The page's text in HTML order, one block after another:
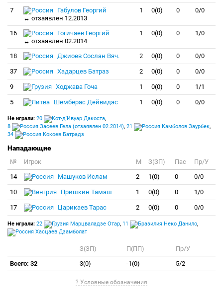
7
Габулов Георгий
↔ отзаявлен 12.2013
1 0(0) 0 0/0
16
Гогичаев Георгий
↔ отзаявлен 02.2014
1 0(0) 0 1/0
18 Джиоев Сослан Вяч. 2 0(0) 0 0/0
37 Хадарцев Батраз 2 0(0) 0 0/0
9 Ходжава Гоча 1 0(0) 0 1/1
5 Шемберас Дейвидас 1 0(0) 0 0/0
Не играли: 20 Дакоста,
8
Засеев Гела (отзаявлен 02.2014), 21 Камболов Заурбек,
34
Кокоев Батрадз
Нападающие
№ Игрок M З(ЗП) Пас
Пр/У
14
Машуков Ислам 2 1(0) 0 0/0
10 Пришкин Тамаш 1 0(0) 0 1/0
17 Царикаев Тарас 2 0(0) 0 0/0
Не играли: 22 Марцваладзе Отар, 11 Неко Данило,
Хасцаев Дзамболат
З(ЗП) П(ПП)
Пр/У
Всего: 32
3(0) -1(0) 5/2
? Условные обозначения